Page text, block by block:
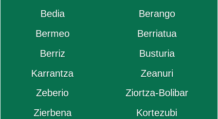
Bedia
Berango
Bermeo
Berriatua
Berriz
Busturia
Karrantza
Zeanuri
Zeberio
Ziortza-Bolibar
Zierbena
Kortezubi